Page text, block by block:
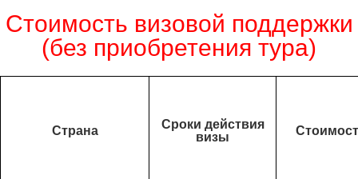
Стоимость визовой поддержки
(без приобретения тура)
Страна
Сроки действия
визы